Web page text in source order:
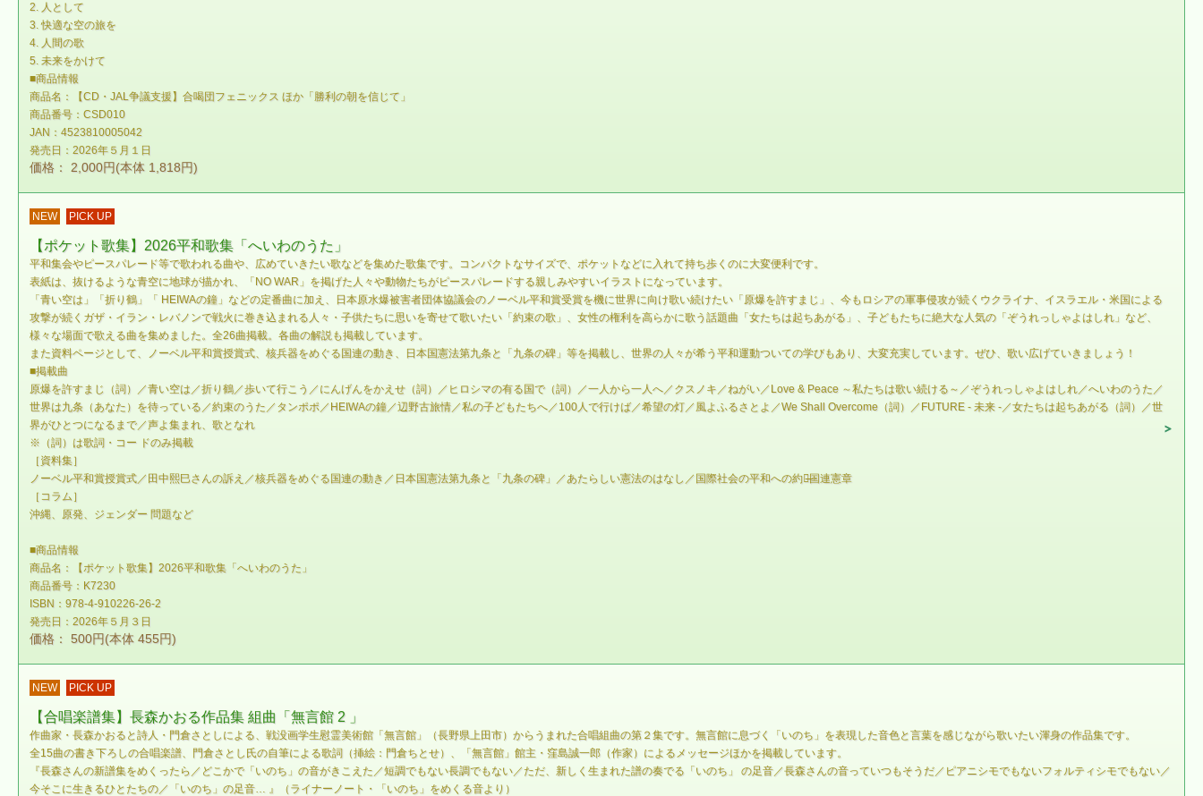
2. 人として
3. 快適な空の旅を
4. 人間の歌
5. 未来をかけて
■商品情報
商品名：【CD・JAL争議支援】合喝団フェニックス ほか「勝利の朝を信じて」
商品番号：CSD010
JAN：4523810005042
発売日：2026年５月１日
価格： 2,000円(本体 1,818円)
NEW PICK UP
【ポケット歌集】2026平和歌集「へいわのうた」
平和集会やピースパレード等で歌われる曲や、広めていきたい歌などを集めた歌集です。コンパクトなサイズで、ポケットなどに入れて持ち歩くのに大変便利です。
表紙は、抜けるような青空に地球が描かれ、「NO WAR」を掲げた人々や動物たちがピースパレードする親しみやすいイラストになっています。
「青い空は」「折り鶴」「 HEIWAの鐘」などの定番曲に加え、日本原水爆被害者団体協議会のノーベル平和賞受賞を機に世界に向け歌い続けたい「原爆を許すまじ」、今もロシアの軍事侵攻が続くウクライナ、イスラエル・米国による
攻撃が続くガザ・イラン・レバノンで戦火に巻き込まれる人々・子供たちに思いを寄せて歌いたい「約束の歌」、女性の権利を高らかに歌う話題曲「女たちは起ちあがる」、子どもたちに絶大な人気の「ぞうれっしゃよはしれ」など、
様々な場面で歌える曲を集めました。全26曲掲載。各曲の解説も掲載しています。
また資料ページとして、ノーベル平和賞授賞式、核兵器をめぐる国連の動き、日本国憲法第九条と「九条の碑」等を掲載し、世界の人々が希う平和運動ついての学びもあり、大変充実しています。ぜひ、歌い広げていきましょう！
■掲載曲
原爆を許すまじ（詞）／青い空は／折り鶴／歩いて行こう／にんげんをかえせ（詞）／ヒロシマの有る国で（詞）／一人から一人へ／クスノキ／ねがい／Love & Peace ～私たちは歌い続ける～／ぞうれっしゃよはしれ／へいわのうた／
世界は九条（あなた）を待っている／約束のうた／タンポポ／HEIWAの鐘／辺野古旅情／私の子どもたちへ／100人で行けば／希望の灯／風よふるさとよ／We Shall Overcome（詞）／FUTURE - 未来 -／女たちは起ちあがる（詞）／世
界がひとつになるまで／声よ集まれ、歌となれ
※（詞）は歌詞・コー ドのみ掲載
［資料集］
ノーベル平和賞授賞式／田中熙巳さんの訴え／核兵器をめぐる国連の動き／日本国憲法第九条と「九条の碑」／あたらしい憲法のはなし／国際社会の平和への約束̶国連憲章
［コラム］
沖縄、原発、ジェンダー 問題など
■商品情報
商品名：【ポケット歌集】2026平和歌集「へいわのうた」
商品番号：K7230
ISBN：978-4-910226-26-2
発売日：2026年５月３日
価格： 500円(本体 455円)
NEW PICK UP
【合唱楽譜集】長森かおる作品集 組曲「無言館 2 」
作曲家・長森かおると詩人・門倉さとしによる、戦没画学生慰霊美術館「無言館」（長野県上田市）からうまれた合唱組曲の第２集です。無言館に息づく「いのち」を表現した音色と言葉を感じながら歌いたい渾身の作品集です。
全15曲の書き下ろしの合唱楽譜、門倉さとし氏の自筆による歌詞（挿絵：門倉ちとせ）、「無言館」館主・窪島誠一郎（作家）によるメッセージほかを掲載しています。
『長森さんの新譜集をめくったら／どこかで「いのち」の音がきこえた／短調でもない長調でもない／ただ、新しく生まれた譜の奏でる「いのち」 の足音／長森さんの音っていつもそうだ／ピアニシモでもないフォルティシモでもない／
今そこに生きるひとたちの／「いのち」の足音… 』（ライナーノート・「いのち」をめくる音より）